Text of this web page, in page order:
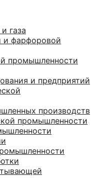
газа
и фарфоровой
промышленности
и предприятий
производств
промышленности